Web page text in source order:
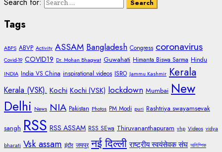
Tags
ABPS ABVP Activity ASSAM Bangladesh Congress coronavirus
Covid-19 COVID19 Dr. Mohan Bhagwat Guwahati Himanta Biswa Sarma Hindu
INDIA India VS China inspirational videos ISRO Jammu Kashmir Kerala
Kerala (VSK). Kochi Kochi (VSK) lockdown Mumbai New
Delhi News NIA Pakistan Photos PM Modi puri Rashtriya swayamsevak
sangh RSS RSS ASSAM RSS SEwa Thiruvananthapuram vhp Videos vidya
bharati Vsk assam इंदौर जयपुर नई दिल्ली राष्ट्रीय स्वयंसेवक संघ অলিম্পিক